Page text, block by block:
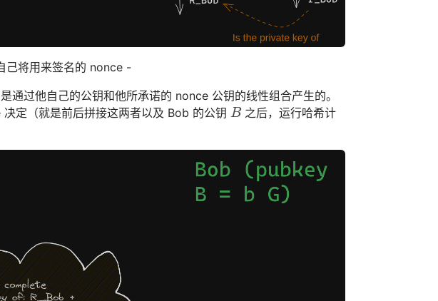
己将用来签名的 nonce -
过他自己的公钥和他所承诺的 nonce 公钥的线性组合产生的。
定（就是前后拼接这两者以及 Bob 的公钥 B
B 之后，运行哈希计